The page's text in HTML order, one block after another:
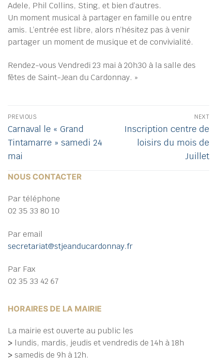
Adele, Phil Collins, Sting, et bien d’autres.
Un moment musical à partager en famille ou entre
amis. L’entrée est libre, alors n’hésitez pas à venir
partager un moment de musique et de convivialité.
Rendez-vous Vendredi 23 mai à 20h30 à la salle des
fêtes de Saint-Jean du Cardonnay. »
Navigation
de
l’article
PREVIOUS
Previous
post:
Carnaval le « Grand
Tintamarre » samedi 24
mai
NEXT
Next
post:
Inscription centre de
loisirs du mois de
Juillet
NOUS CONTACTER
Par téléphone
02 35 33 80 10
Par email
secretariat@stjeanducardonnay.fr
Par Fax
02 35 33 42 67
HORAIRES DE LA MAIRIE
La mairie est ouverte au public les
> lundis, mardis, jeudis et vendredis de 14h à 18h
> samedis de 9h à 12h.